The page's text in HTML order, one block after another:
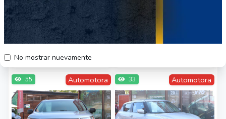
No mostrar nuevamente
AT FULL 2018
$19.980.000
Región Metropolitana
ADVANCE 2023
$10.980.000
Región Metropolitana
Automotora
55 Automotora
33